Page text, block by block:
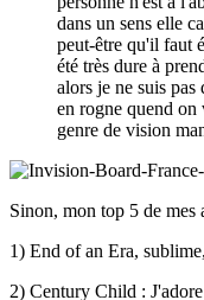
dans un sens elle
peut-être qu'il faut
été très dure à
alors je ne suis pas
en rogne quend on
genre de vision
Sinon, mon top 5 de mes
1) End of an Era,
2) Century Child :